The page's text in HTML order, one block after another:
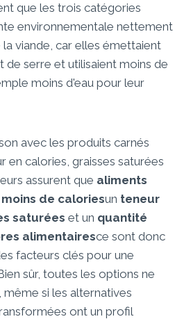
que les trois catégories
environnementale nettement
viande, car elles émettaient
de serre et utilisaient moins de
moins d'eau pour leur
avec les produits carnés
en calories, graisses saturées
assurent que aliments
moins de caloriesun teneur
saturées et un quantité
alimentairesce sont donc
facteurs clés pour une
sûr, toutes les options ne
si les alternatives
ont un profil